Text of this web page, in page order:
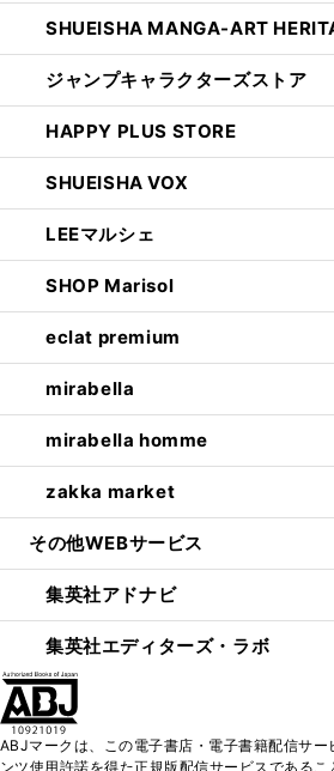
SHUEISHA MANGA-ART
ジャンプキャラクターズストア
HAPPY PLUS STORE
SHUEISHA VOX
LEEマルシェ
SHOP Marisol
eclat premium
mirabella
mirabella homme
zakka market
その他WEBサービス
集英社アドナビ
集英社エディターズ・ラボ
ABJマークは、この電子書店・電子書籍配信サー
ンツ使用許諾を得た正規版配信サービスである